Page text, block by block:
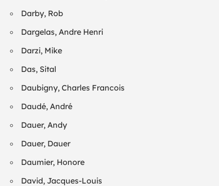
Darby, Rob
Dargelas, Andre Henri
Darzi, Mike
Das, Sital
Daubigny, Charles Francois
Daudé, André
Dauer, Andy
Dauer, Dauer
Daumier, Honore
David, Jacques-Louis